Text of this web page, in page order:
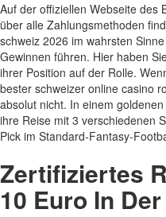
Auf der offiziellen Webseite des
über alle Zahlungsmethoden
schweiz 2026 im wahrsten
Gewinnen führen. Hier haben
ihrer Position auf der Rolle.
bester schweizer online casino
absolut nicht. In einem
ihre Reise mit 3 verschiedenen
Pick im Standard-Fantasy-
Zertifiziertes
10 Euro In